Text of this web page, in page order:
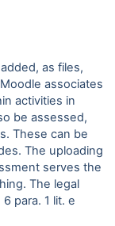
as files,
associates
activities in
be assessed,
These can be
The uploading
serves the
The legal
para. 1 lit. e